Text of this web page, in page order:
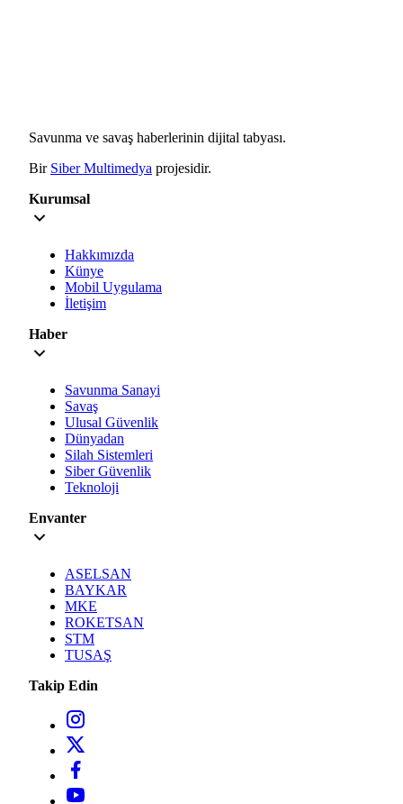
Savunma ve savaş haberlerinin dijital tabyası.
Bir Siber Multimedya projesidir.
Kurumsal
Hakkımızda
Künye
Mobil Uygulama
İletişim
Haber
Savunma Sanayi
Savaş
Ulusal Güvenlik
Dünyadan
Silah Sistemleri
Siber Güvenlik
Teknoloji
Envanter
ASELSAN
BAYKAR
MKE
ROKETSAN
STM
TUSAŞ
Takip Edin